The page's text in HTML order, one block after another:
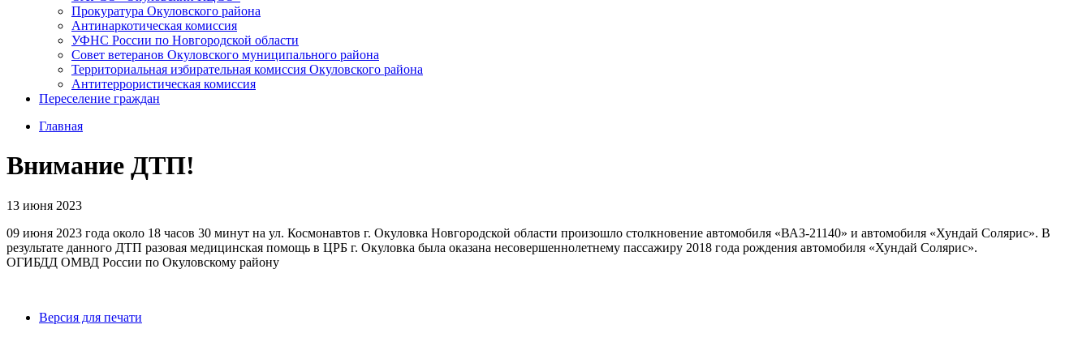
Прокуратура Окуловского района
Антинаркотическая комиссия
УФНС России по Новгородской области
Совет ветеранов Окуловского муниципального района
Территориальная избирательная комиссия Окуловского района
Антитеррористическая комиссия
Переселение граждан
Главная
Внимание ДТП!
13 июня 2023
09 июня 2023 года около 18 часов 30 минут на ул. Космонавтов г. Окуловка Новгородской области произошло столкновение автомобиля «ВАЗ-21140» и автомобиля «Хундай Солярис». В
результате данного ДТП разовая медицинская помощь в ЦРБ г. Окуловка была оказана несовершеннолетнему пассажиру 2018 года рождения автомобиля «Хундай Солярис».
ОГИБДД ОМВД России по Окуловскому району
Версия для печати